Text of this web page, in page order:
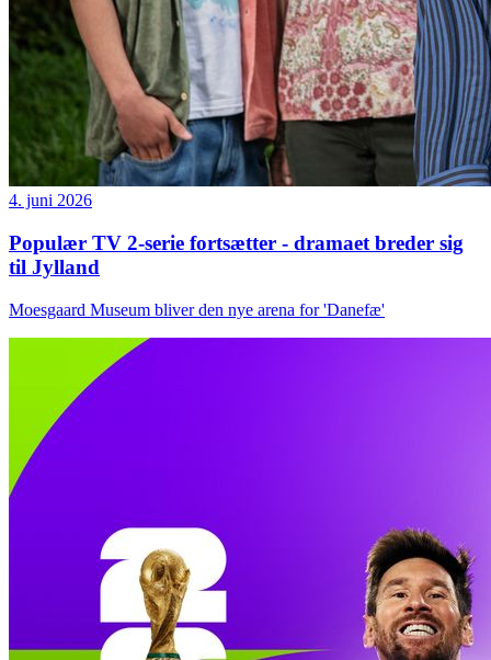
4. juni 2026
Populær TV 2-serie fortsætter - dramaet breder sig
til Jylland
Moesgaard Museum bliver den nye arena for 'Danefæ'